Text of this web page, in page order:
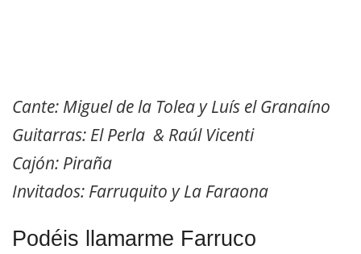
Cante: Miguel de la Tolea y Luís el Granaíno
Guitarras: El Perla & Raúl Vicenti
Cajón: Piraña
Invitados: Farruquito y La Faraona
Podéis llamarme Farruco